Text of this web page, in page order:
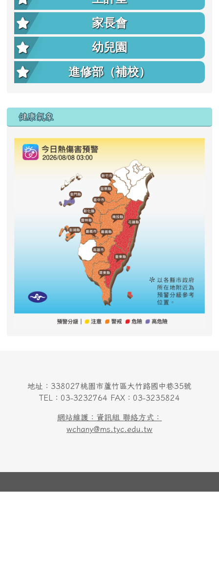
家長會
幼兒園
進修部（補校）
右邊區域內容
健康氣象
地址：338027桃園市蘆竹區大竹路國中巷35號
TEL：03-3232764 FAX：03-3235824
網站維護：資訊組 聯絡方式：
wchany@ms.tyc.edu.tw